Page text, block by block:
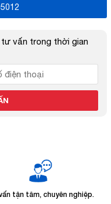
vấn trong thời gian
tận tâm, chuyên nghiệp.